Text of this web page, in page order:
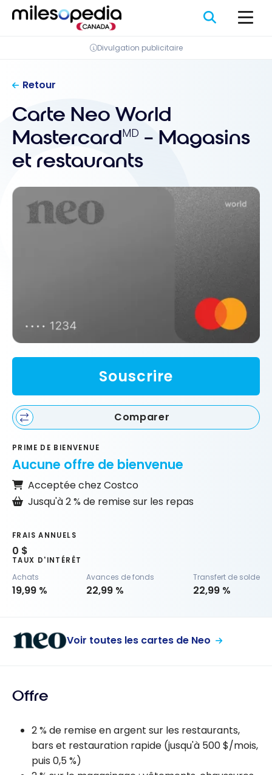
Panneau de gestion des cookies
Passer
Divulgation publicitaire
Retour
Carte Neo World
MastercardMD – Magasins
et restaurants
Souscrire
Comparer
PRIME DE BIENVENUE
Aucune offre de bienvenue
Acceptée chez Costco
Jusqu'à 2 % de remise sur les repas
FRAIS ANNUELS
0 $
TAUX D'INTÉRÊT
Achats
19,99 %
Avances de fonds
22,99 %
Transfert de solde
22,99 %
Voir toutes les cartes de Neo
Offre
2 % de remise en argent sur les restaurants,
bars et restauration rapide (jusqu'à 500 $/mois,
puis 0,5 %)